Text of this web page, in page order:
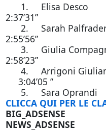
1. Elisa Desco
2:37’31”
2. Sarah
2:55’56”
3. Giulia
2:58’23”
4. Arrigoni
3:04’05 ”
5. Sara Oprandi
CLICCA QUI PER LE
BIG_ADSENSE
NEWS_ADSENSE